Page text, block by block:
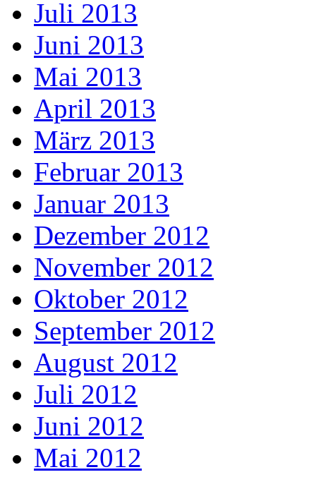
Juli 2013
Juni 2013
Mai 2013
April 2013
März 2013
Februar 2013
Januar 2013
Dezember 2012
November 2012
Oktober 2012
September 2012
August 2012
Juli 2012
Juni 2012
Mai 2012